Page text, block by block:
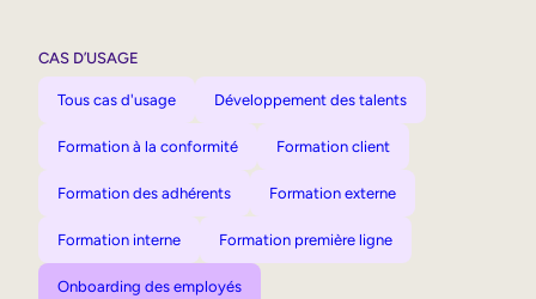
CAS D’USAGE
Tous cas d'usage Développement des talents
Formation à la conformité Formation client
Formation des adhérents Formation externe
Formation interne Formation première ligne
Onboarding des employés